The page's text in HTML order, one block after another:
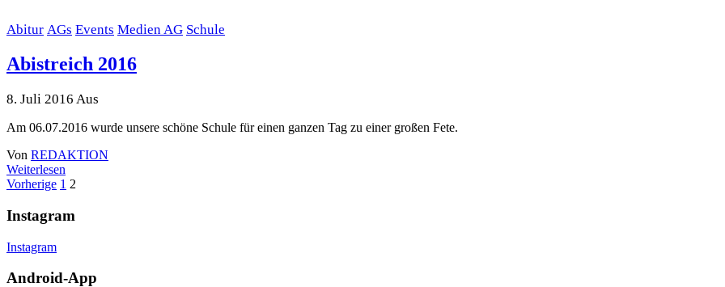
Abitur AGs Events Medien AG Schule
Abistreich 2016
8. Juli 2016 Aus
Am 06.07.2016 wurde unsere schöne Schule für einen ganzen Tag zu einer großen Fete.
Von REDAKTION
Weiterlesen
Beitrags-
Navigation
Vorherige 1 2
Instagram
Instagram
Android-App